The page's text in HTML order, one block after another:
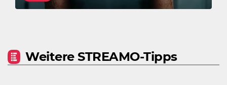
Weitere STREAMO-Tipps